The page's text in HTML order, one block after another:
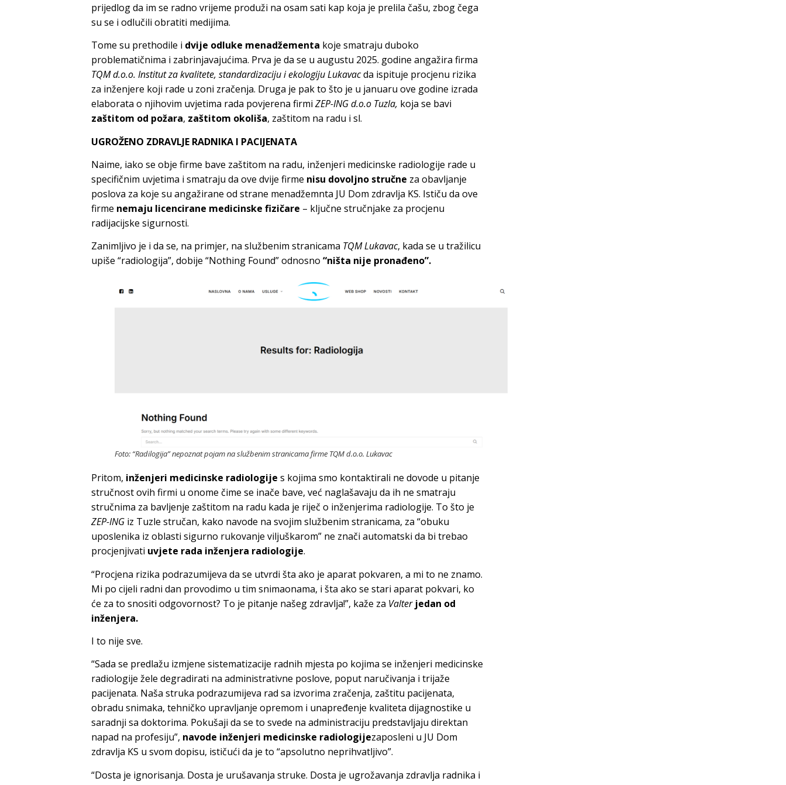
prijedlog da im se radno vrijeme produži na osam sati kap koja je prelila čašu, zbog čega
su se i odlučili obratiti medijima.
Tome su prethodile i dvije odluke menadžementa koje smatraju duboko
problematičnima i zabrinjavajućima. Prva je da se u augustu 2025. godine angažira firma
TQM d.o.o. Institut za kvalitete, standardizaciju i ekologiju Lukavacda ispituje procjenu rizika
za inženjere koji rade u zoni zračenja. Druga je pak to što je u januaru ove godine izrada
elaborata o njihovim uvjetima rada povjerena firmi ZEP-ING d.o.o Tuzla, koja se bavi
zaštitom od požara, zaštitom okoliša, zaštitom na radu i sl.
UGROŽENO ZDRAVLJE RADNIKA I PACIJENATA
Naime, iako se obje firme bave zaštitom na radu, inženjeri medicinske radiologije rade u
specifičnim uvjetima i smatraju da ove dvije firme nisu dovoljno stručne za obavljanje
poslova za koje su angažirane od strane menadžemnta JU Dom zdravlja KS. Ističu da ove
firme nemaju licencirane medicinske fizičare – ključne stručnjake za procjenu
radijacijske sigurnosti.
Zanimljivo je i da se, na primjer, na službenim stranicama TQM Lukavac, kada se u tražilicu
upiše “radiologija”, dobije “Nothing Found” odnosno “ništa nije pronađeno”.
Foto: “Radilogija” nepoznat pojam na službenim stranicama firme TQM d.o.o. Lukavac
Pritom, inženjeri medicinske radiologije s kojima smo kontaktirali ne dovode u pitanje
stručnost ovih firmi u onome čime se inače bave, već naglašavaju da ih ne smatraju
stručnima za bavljenje zaštitom na radu kada je riječ o inženjerima radiologije. To što je
ZEP-ING iz Tuzle stručan, kako navode na svojim službenim stranicama, za “obuku
uposlenika iz oblasti sigurno rukovanje viljuškarom” ne znači automatski da bi trebao
procjenjivati uvjete rada inženjera radiologije.
“Procjena rizika podrazumijeva da se utvrdi šta ako je aparat pokvaren, a mi to ne znamo.
Mi po cijeli radni dan provodimo u tim snimaonama, i šta ako se stari aparat pokvari, ko
će za to snositi odgovornost? To je pitanje našeg zdravlja!”, kaže za Valter jedan od
inženjera.
I to nije sve.
“Sada se predlažu izmjene sistematizacije radnih mjesta po kojima se inženjeri medicinske
radiologije žele degradirati na administrativne poslove, poput naručivanja i trijaže
pacijenata. Naša struka podrazumijeva rad sa izvorima zračenja, zaštitu pacijenata,
obradu snimaka, tehničko upravljanje opremom i unapređenje kvaliteta dijagnostike u
saradnji sa doktorima. Pokušaji da se to svede na administraciju predstavljaju direktan
napad na profesiju”, navode inženjeri medicinske radiologijezaposleni u JU Dom
zdravlja KS u svom dopisu, ističući da je to “apsolutno neprihvatljivo”.
“Dosta je ignorisanja. Dosta je urušavanja struke. Dosta je ugrožavanja zdravlja radnika i